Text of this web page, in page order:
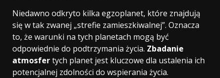
Niedawno odkryto kilka egzoplanet, które znajdują
się w tak zwanej „strefie zamieszkiwalnej”. Oznacza
to, że warunki na tych planetach mogą być
odpowiednie do podtrzymania życia. Zbadanie
atmosfertych planet jest kluczowe dla ustalenia ich
potencjalnej zdolności do wspierania życia.